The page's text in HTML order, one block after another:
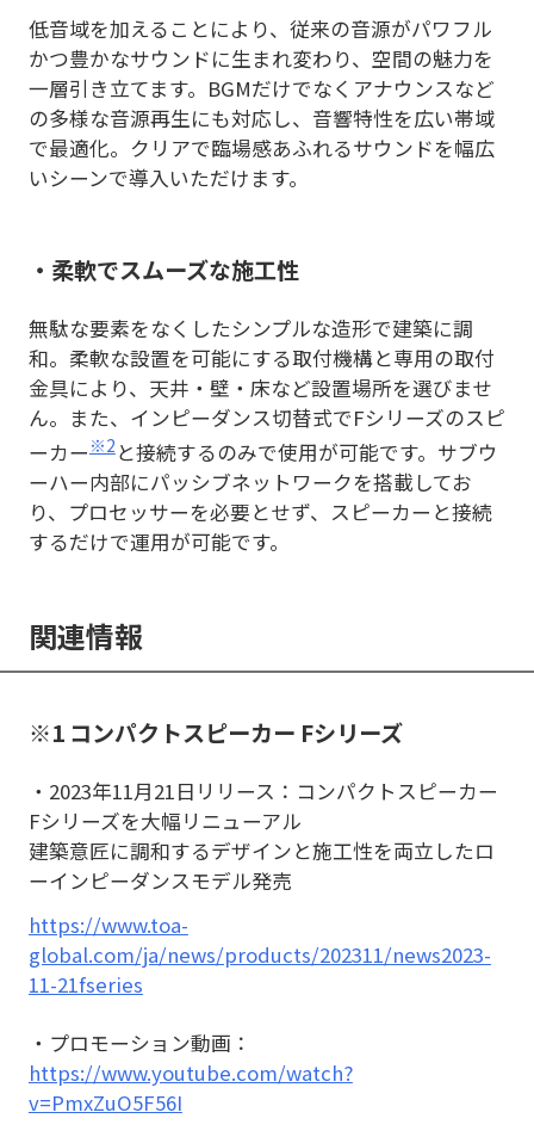
低音域を加えることにより、従来の音源がパワフル
かつ豊かなサウンドに生まれ変わり、空間の魅力を
一層引き立てます。BGMだけでなくアナウンスなど
の多様な音源再生にも対応し、音響特性を広い帯域
で最適化。クリアで臨場感あふれるサウンドを幅広
いシーンで導入いただけます。
・柔軟でスムーズな施工性
無駄な要素をなくしたシンプルな造形で建築に調
和。柔軟な設置を可能にする取付機構と専用の取付
金具により、天井・壁・床など設置場所を選びませ
ん。また、インピーダンス切替式でFシリーズのスピ
ーカー ※2と接続するのみで使用が可能です。サブウ
ーハー内部にパッシブネットワークを搭載してお
り、プロセッサーを必要とせず、スピーカーと接続
するだけで運用が可能です。
関連情報
※1 コンパクトスピーカー Fシリーズ
・2023年11月21日リリース：コンパクトスピーカー
Fシリーズを大幅リニューアル
建築意匠に調和するデザインと施工性を両立したロ
ーインピーダンスモデル発売
https://www.toa-
global.com/ja/news/products/202311/news2023-
11-21fseries
・プロモーション動画：
https://www.youtube.com/watch?
v=PmxZuO5F56I